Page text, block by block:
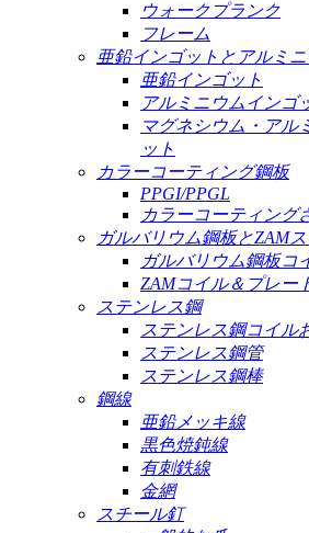
ウォークプランク
フレーム
亜鉛インゴットとアルミ
亜鉛インゴット
アルミニウムインゴ
マグネシウム・アル
ット
カラーコーティング鋼板
PPGI/PPGL
カラーコーティング
ガルバリウム鋼板とZAM
ガルバリウム鋼板コ
ZAMコイル＆プレー
ステンレス鋼
ステンレス鋼コイル
ステンレス鋼管
ステンレス鋼棒
鋼線
亜鉛メッキ線
黒色焼鈍線
有刺鉄線
金網
スチール釘